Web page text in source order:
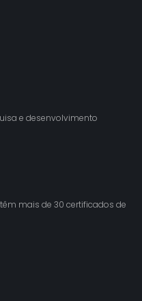
e desenvolvimento
mais de 30 certificados de